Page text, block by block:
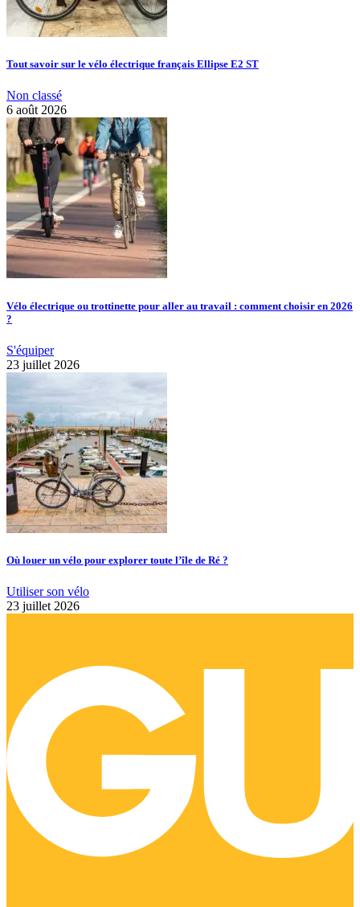
Tout savoir sur le vélo électrique français Ellipse E2 ST
Non classé
6 août 2026
Vélo électrique ou trottinette pour aller au travail : comment choisir en 2026
?
S'équiper
23 juillet 2026
Où louer un vélo pour explorer toute l’île de Ré ?
Utiliser son vélo
23 juillet 2026